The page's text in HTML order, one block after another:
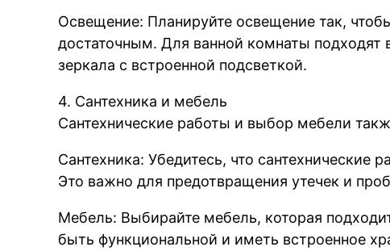
Освещение: Планируйте освещение так,
достаточным. Для ванной комнаты подходят
зеркала с встроенной подсветкой.
4. Сантехника и мебель
Сантехнические работы и выбор мебели
Сантехника: Убедитесь, что сантехнические
Это важно для предотвращения утечек и
Мебель: Выбирайте мебель, которая
быть функциональной и иметь встроенное